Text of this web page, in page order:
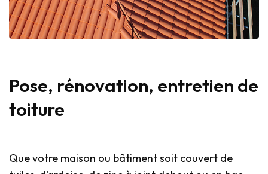
Pose, rénovation, entretien de
toiture
Que votre maison ou bâtiment soit couvert de